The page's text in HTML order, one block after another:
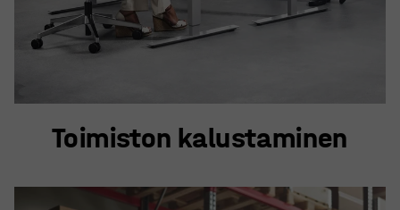
Toimiston kalustaminen